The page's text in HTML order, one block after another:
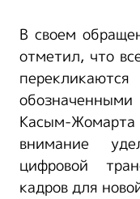
В своем
отметил, что
Касым-
внимание
цифровой
кадров для